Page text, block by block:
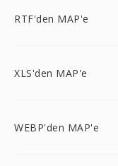
RTF'den MAP'e
XLS'den MAP'e
WEBP'den MAP'e